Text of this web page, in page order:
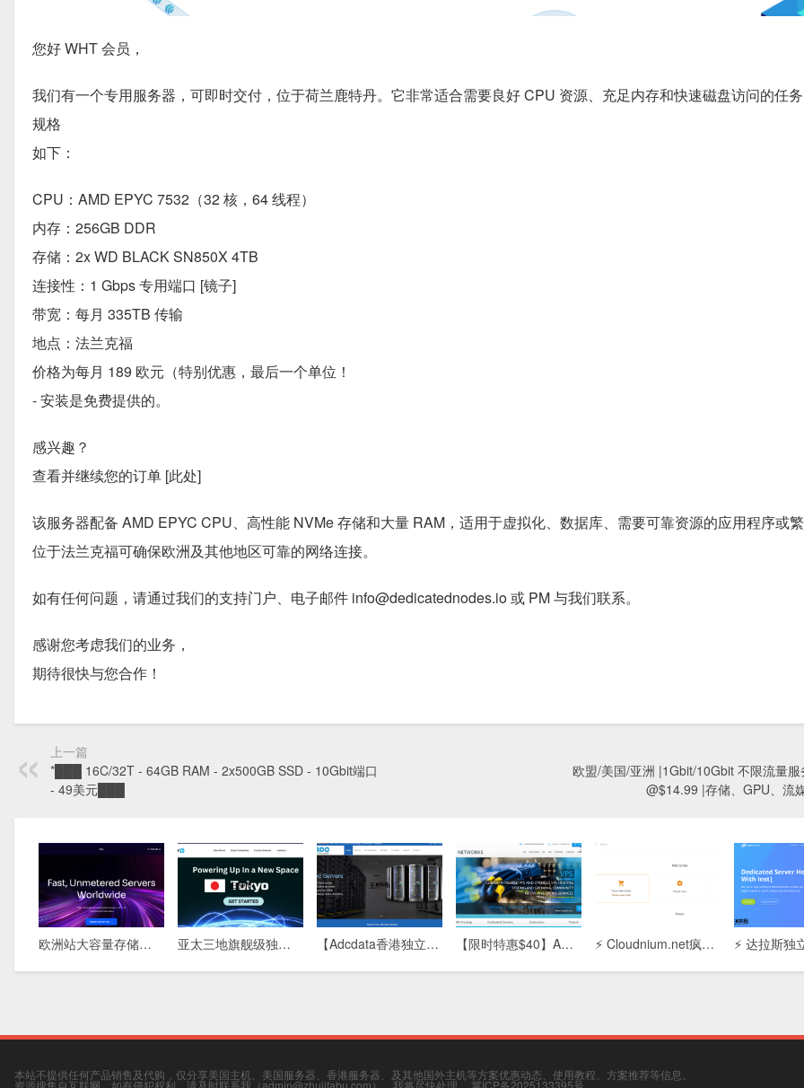
您好 WHT 会员，
我们有一个专用服务器，可即时交付，位于荷兰鹿特丹。它非常适合需要良好 CPU 资源、充足内存和快速磁盘访问的任
规格
如下：
CPU：AMD EPYC 7532（32 核，64 线程）
内存：256GB DDR
存储：2x WD BLACK SN850X 4TB
连接性：1 Gbps 专用端口 [镜子]
带宽：每月 335TB 传输
地点：法兰克福
价格为每月 189 欧元（特别优惠，最后一个单位！
- 安装是免费提供的。
感兴趣？
查看并继续您的订单 [此处]
该服务器配备 AMD EPYC CPU、高性能 NVMe 存储和大量 RAM，适用于虚拟化、数据库、需要可靠资源的应用程序或
位于法兰克福可确保欧洲及其他地区可靠的网络连接。
如有任何问题，请通过我们的支持门户、电子邮件 info@dedicatednodes.io 或 PM 与我们联系。
感谢您考虑我们的业务，
期待很快与您合作！
上一篇
*███ 16C/32T - 64GB RAM - 2x500GB SSD - 10Gbit端口
- 49美元███
欧盟/美国/亚洲 |1Gbit/10Gbit 不限流量
@$14.99 |存储、GPU、流
欧洲站大容量存储方案：576TB DAS物理机，5盘柜满配，稀缺库存清盘中 亚太三地旗舰级独立服务器：新加坡 · 香港 · 东京，全球极速互联，为您的业务保驾护航 【Adcdata香港独立服务器】高性能主机租用：免备案/低延迟/CN2优化线路，企业建站首选 【限时特惠$40】ARP Thunder™独立服务器：4G内存/80G SSD+200G SATA/5T流量，高性价比稳定之选 ⚡ Cloudnium.net疯狂特惠：双路E5-2620 + 128GB内存独立服务器，月付$59起，性能怪兽！
本站不提供任何产品销售及代购，仅分享美国主机、美国服务器、香港服务器、及其他国外主机等方案优惠动态、使用教程、方案推荐等信息。
资源搜集自互联网，如有侵犯权利，请及时联系我（admin@zhujifabu.com），我将尽快处理。 冀ICP备2025133395号